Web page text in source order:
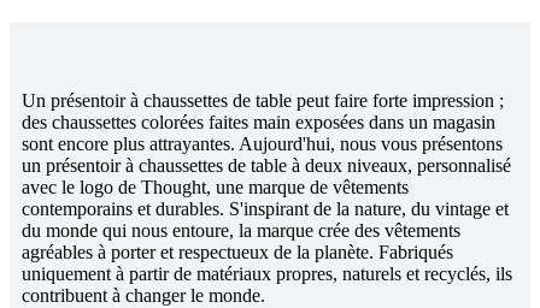
Un présentoir à chaussettes de table peut faire forte impression ;
des chaussettes colorées faites main exposées dans un magasin
sont encore plus attrayantes. Aujourd'hui, nous vous présentons
un présentoir à chaussettes de table à deux niveaux, personnalisé
avec le logo de Thought, une marque de vêtements
contemporains et durables. S'inspirant de la nature, du vintage et
du monde qui nous entoure, la marque crée des vêtements
agréables à porter et respectueux de la planète. Fabriqués
uniquement à partir de matériaux propres, naturels et recyclés, ils
contribuent à changer le monde.